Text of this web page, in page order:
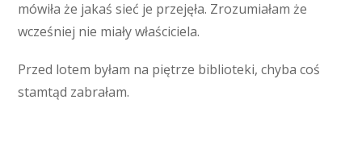
mówiła że jakaś sieć je przejęła. Zrozumiałam że
wcześniej nie miały właściciela.
Przed lotem byłam na piętrze biblioteki, chyba coś
stamtąd zabrałam.